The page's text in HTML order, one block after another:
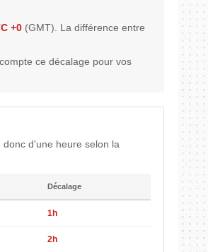
+0 (GMT). La différence entre
ce décalage pour vos
d'une heure selon la
Décalage
1h
2h